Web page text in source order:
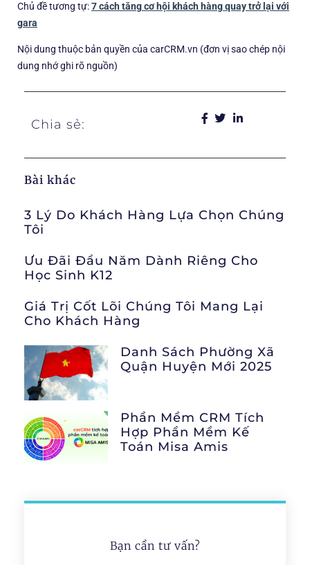
Chủ đề tương tự:7 cách tăng cơ hội khách hàng quay trở lại với
gara
Nội dung thuộc bản quyền của carCRM.vn (đơn vị sao chép nội
dung nhớ ghi rõ nguồn)
Chia sẻ:
Bài khác
3 Lý Do Khách Hàng Lựa Chọn Chúng
Tôi
Ưu Đãi Đầu Năm Dành Riêng Cho
Học Sinh K12
Giá Trị Cốt Lõi Chúng Tôi Mang Lại
Cho Khách Hàng
Danh Sách Phường Xã
Quận Huyện Mới 2025
Phần Mềm CRM Tích
Hợp Phần Mềm Kế
Toán Misa Amis
Bạn cần tư vấn?